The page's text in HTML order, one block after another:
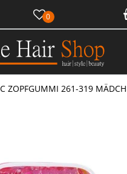
0
ZOPFGUMMI 261-319